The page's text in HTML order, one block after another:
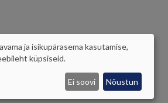
ja isikupärasema kasutamise,
küpsiseid.
Ei soovi Nõustun